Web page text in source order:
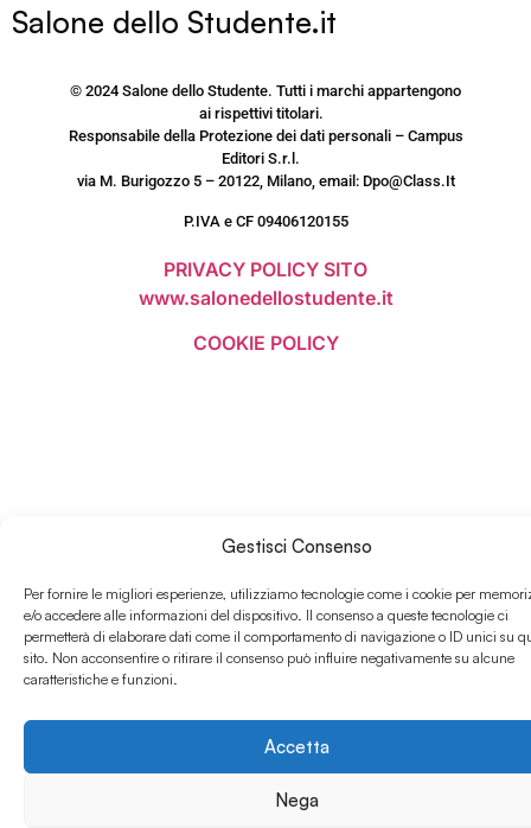
Gestisci Consenso
Per fornire le migliori esperienze, utilizziamo tecnologie come i cookie per
e/o accedere alle informazioni del dispositivo. Il consenso a queste tecnologie ci
permetterà di elaborare dati come il comportamento di navigazione o ID unici su
sito. Non acconsentire o ritirare il consenso può influire negativamente su alcune
caratteristiche e funzioni.
Accetta
Nega
Salone dello Studente.it
© 2024 Salone dello Studente. Tutti i marchi appartengono
ai rispettivi titolari.
Responsabile della Protezione dei dati personali – Campus
Editori S.r.l.
via M. Burigozzo 5 – 20122, Milano, email: Dpo@Class.It
P.IVA e CF 09406120155
PRIVACY POLICY SITO
www.salonedellostudente.it
COOKIE POLICY